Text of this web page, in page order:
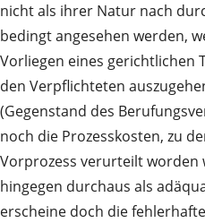
nicht als ihrer Natur nach
bedingt angesehen werden,
Vorliegen eines gerichtlichen
den Verpflichteten
(Gegenstand des
noch die Prozesskosten, zu
Vorprozess verurteilt worden
hingegen durchaus als
erscheine doch die